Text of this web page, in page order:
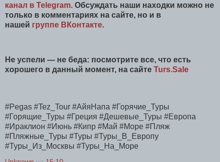
канал в Telegram. Обсуждать наши находки можно не
только в комментариях на сайте, но и в
нашей группе ВКонтакте.
Не успели — не беда: посмотрите все, что есть
хорошего в данный момент, на сайте Turs.Sale
#Pegas #Tez_Tour #АйяНапа #Горячие_Туры
#Горящие_Туры #Греция #Дешевые_Туры #Европа
#Ираклион #Июнь #Кипр #Май #Море #Пляж
#Пляжные_Туры #Туры #Туры_В_Европу
#Туры_Из_Москвы #Туры_На_Море